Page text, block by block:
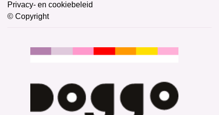
Privacy- en cookiebeleid
© Copyright